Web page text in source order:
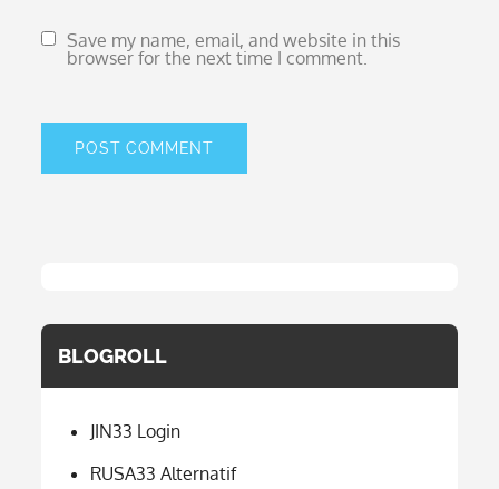
Save my name, email, and website in this
browser for the next time I comment.
BLOGROLL
JIN33 Login
RUSA33 Alternatif